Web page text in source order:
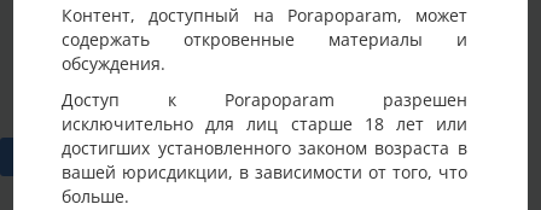
Контент, доступный на Porapoparam, может
содержать откровенные материалы и
обсуждения.
Доступ к Porapoparam разрешен
исключительно для лиц старше 18 лет или
достигших установленного законом возраста в
вашей юрисдикции, в зависимости от того, что
больше.
Греция,